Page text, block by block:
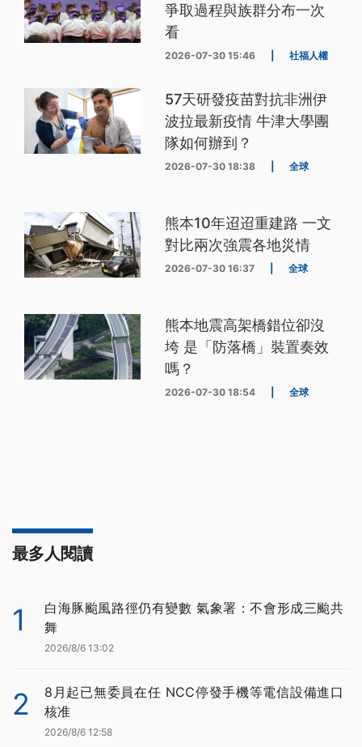
爭取過程與族群分布一次
看
2026-07-30 15:46 社福人權
57天研發疫苗對抗非洲伊
波拉最新疫情 牛津大學團
隊如何辦到？
2026-07-30 18:38 全球
熊本10年迢迢重建路 一文
對比兩次強震各地災情
2026-07-30 16:37 全球
熊本地震高架橋錯位卻沒
垮 是「防落橋」裝置奏效
嗎？
2026-07-30 18:54 全球
最多人閱讀
1
白海豚颱風路徑仍有變數 氣象署：不會形成三颱共
舞
2026/8/6 13:02
2
8月起已無委員在任 NCC停發手機等電信設備進口
核准
2026/8/6 12:58